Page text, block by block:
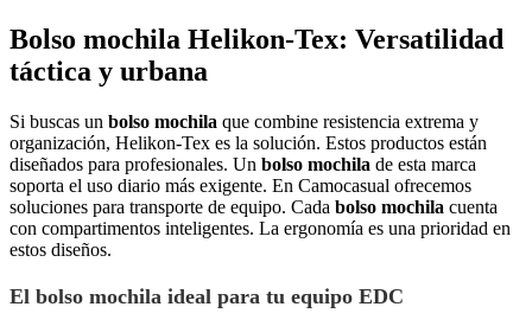
Bolso mochila Helikon-Tex: Versatilidad
táctica y urbana
Si buscas un bolso mochila que combine resistencia extrema y
organización, Helikon-Tex es la solución. Estos productos están
diseñados para profesionales. Un bolso mochila de esta marca
soporta el uso diario más exigente. En Camocasual ofrecemos
soluciones para transporte de equipo. Cada bolso mochila cuenta
con compartimentos inteligentes. La ergonomía es una prioridad en
estos diseños.
El bolso mochila ideal para tu equipo EDC